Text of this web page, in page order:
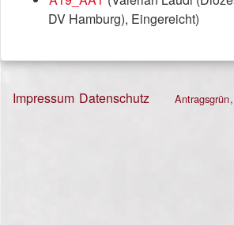
DV Hamburg), Eingereicht)
Impressum Datenschutz Antragsgrün